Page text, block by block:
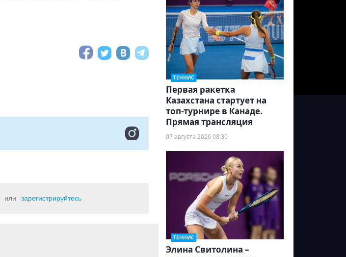
или зарегистрируйтесь
ТЕННИС
Первая ракетка
Казахстана стартует на
топ-турнире в Канаде.
Прямая трансляция
07 августа 2026 08:30
ТЕННИС
Элина Свитолина –